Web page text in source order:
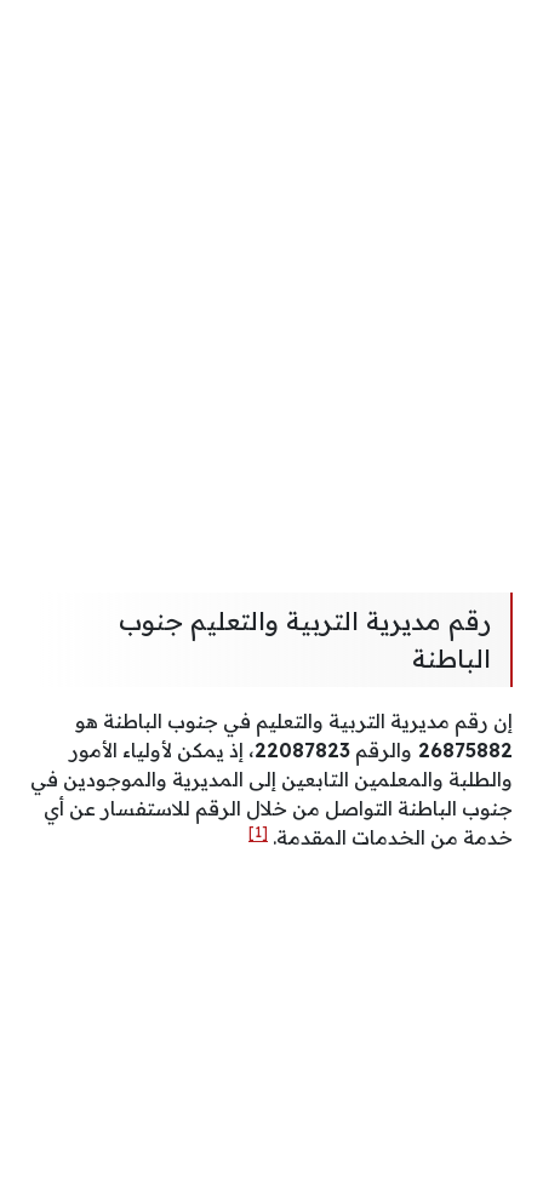
رقم مديرية التربية والتعليم جنوب
الباطنة
إن رقم مديرية التربية والتعليم في جنوب الباطنة هو
26875882 والرقم 22087823، إذ يمكن لأولياء الأمور
والطلبة والمعلمين التابعين إلى المديرية والموجودين في
جنوب الباطنة التواصل من خلال الرقم للاستفسار عن أي
خدمة من الخدمات المقدمة. [1]